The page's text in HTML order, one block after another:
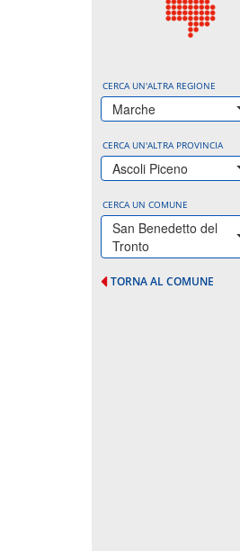
CERCA UN'ALTRA REGIONE
Marche
CERCA UN'ALTRA PROVINCIA
Ascoli Piceno
CERCA UN COMUNE
San Benedetto del
Tronto
TORNA AL COMUNE